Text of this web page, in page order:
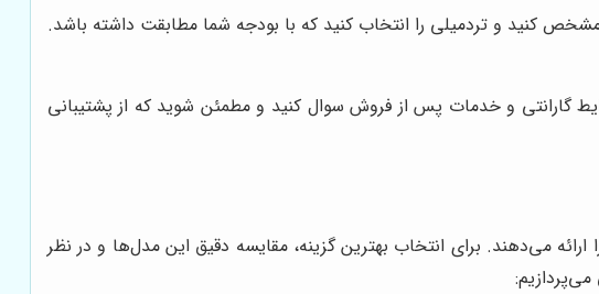
کنید و تردمیلی را انتخاب کنید که با بودجه شما مطابقت داشته باشد.
گارانتی و خدمات پس از فروش سوال کنید و مطمئن شوید که از پشتیبانی
می‌دهند. برای انتخاب بهترین گزینه، مقایسه دقیق این مدل‌ها و در نظر